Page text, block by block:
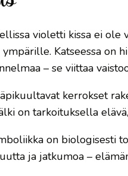
violetti kissa ei ole
ympärille. Katseessa on
– se viittaa
kerrokset
on tarkoituksella
on biologisesti
ja jatkumoa –